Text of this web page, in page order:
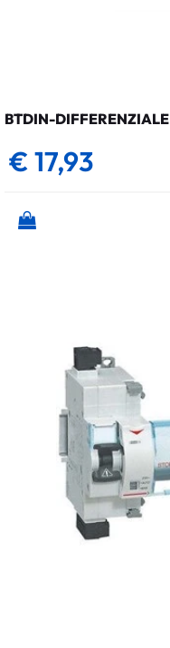
BTDIN-
€ 17,93
Quantità